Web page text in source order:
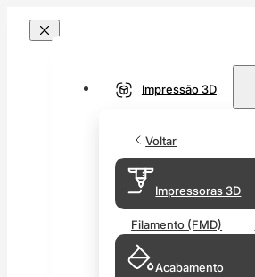
Impressão 3D
Voltar
Impressoras 3D
Filamento (FMD)
Acabamento